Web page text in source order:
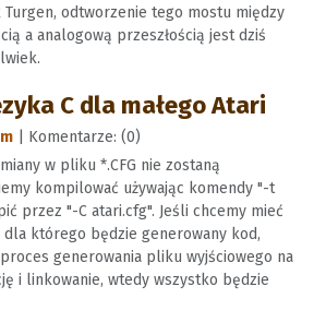
Turgen, odtworzenie tego mostu między
a analogową przeszłością jest dziś
C dla małego Atari
| Komentarze: (0)
w pliku *.CFG nie zostaną
kompilować używając komendy "-t
przez "-C atari.cfg". Jeśli chcemy mieć
dla którego będzie generowany kod,
generowania pliku wyjściowego na
i linkowanie, wtedy wszystko będzie